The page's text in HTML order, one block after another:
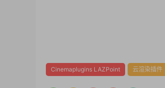
Cinemaplugins LAZPoint 云渲染插件